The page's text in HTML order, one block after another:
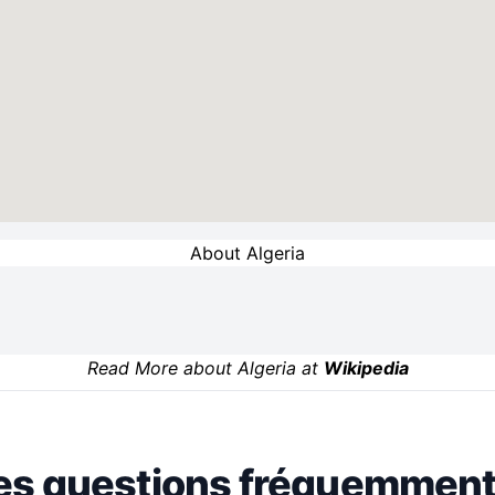
About Algeria
Read More about Algeria at Wikipedia
questions